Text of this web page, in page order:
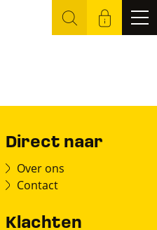
Direct naar
Over ons
Contact
Klachten